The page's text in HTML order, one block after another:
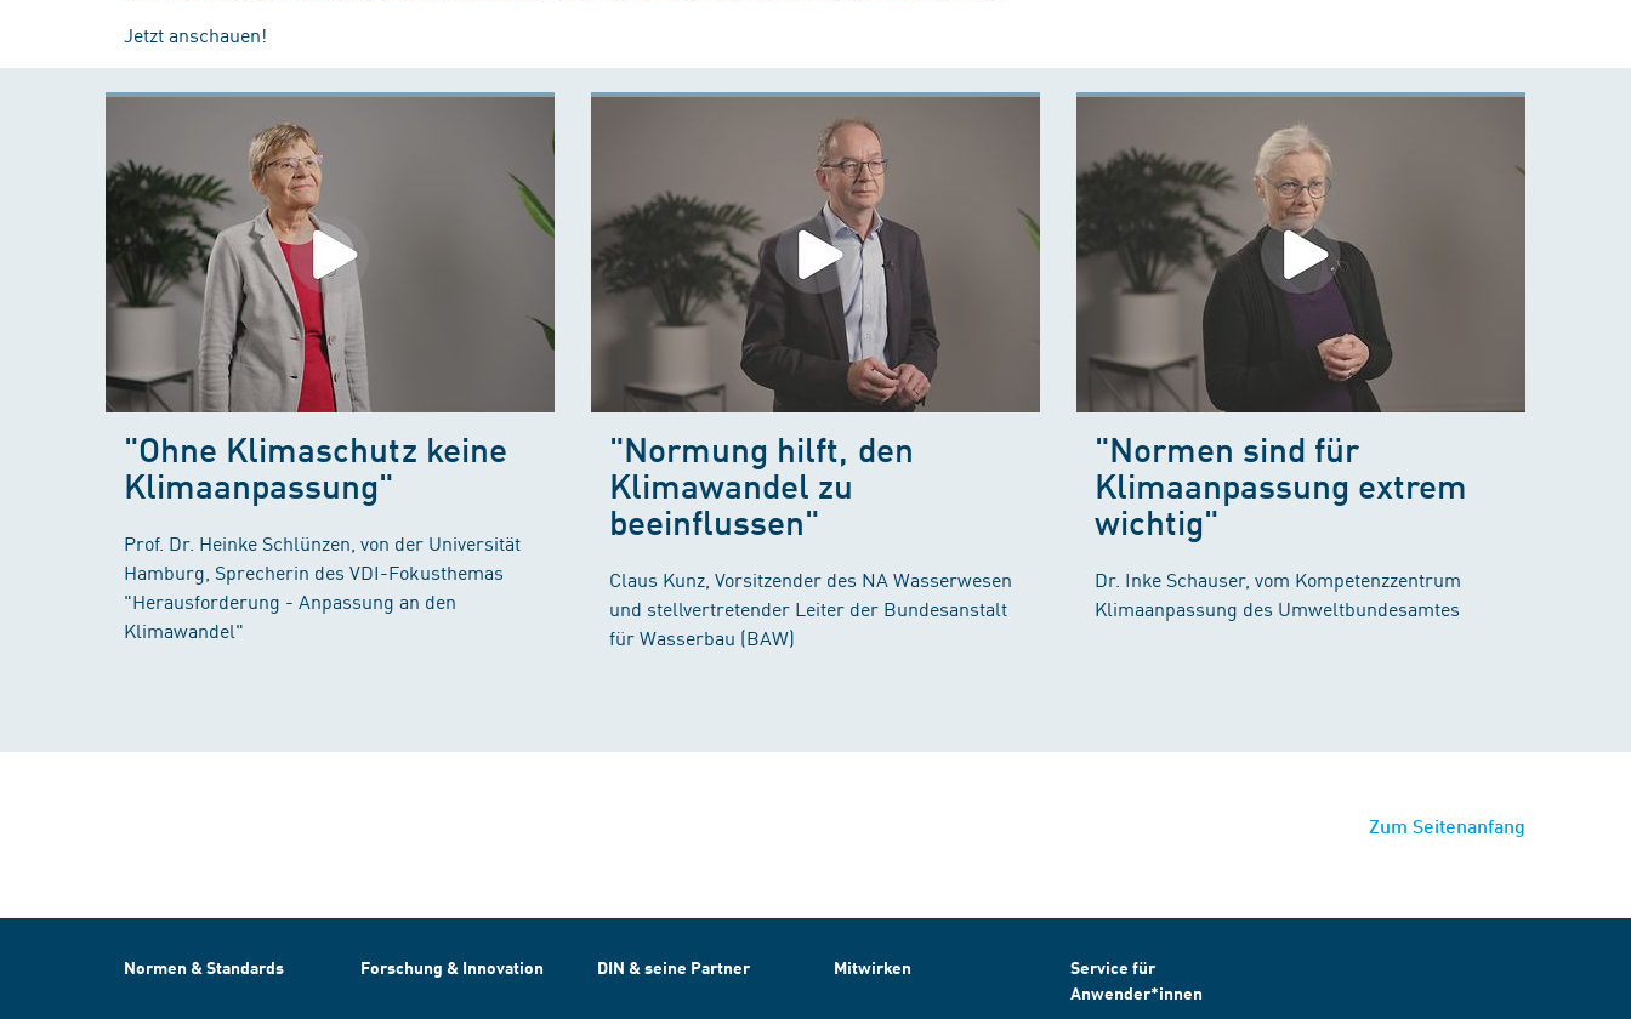
Jetzt anschauen!
"Ohne Klimaschutz keine
Klimaanpassung"
Prof. Dr. Heinke Schlünzen, von der Universität
Hamburg, Sprecherin des VDI-Fokusthemas
"Herausforderung - Anpassung an den
Klimawandel"
"Normung hilft, den
Klimawandel zu
beeinflussen"
Claus Kunz, Vorsitzender des NA Wasserwesen
und stellvertretender Leiter der Bundesanstalt
für Wasserbau (BAW)
"Normen sind für
Klimaanpassung extrem
wichtig"
Dr. Inke Schauser, vom Kompetenzzentrum
Klimaanpassung des Umweltbundesamtes
Zum Seitenanfang
Normen & Standards Forschung & Innovation DIN & seine Partner Mitwirken
Service für
Anwender*innen